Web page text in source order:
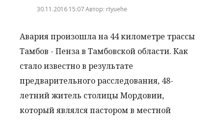
30.11.2016 15:07 Автор: rtyuehe
Авария произошла на 44 километре трассы
Тамбов - Пенза в Тамбовской области. Как
стало известно в результате
предварительного расследования, 48-
летний житель столицы Мордовии,
который являлся пастором в местной